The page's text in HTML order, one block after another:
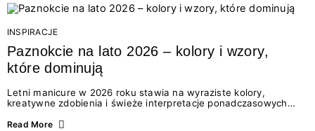
Motywem przewodnim jest eksplorowanie i kolekcjonowanie
letnich momentów. Z tej okazji przygotowaliśmy coś absolutnie
wyjątkowego: wielki konkurs z wakacje.pl oraz dawkę
najgorętszych trendów w...
INSPIRACJE
Paznokcie na lato 2026 – kolory i wzory,
które dominują
Letni manicure w 2026 roku stawia na wyraziste kolory,
kreatywne zdobienia i świeże interpretacje ponadczasowych
zarówno energetycznych odcieni inspirowanych wakacjami, jak
Read More